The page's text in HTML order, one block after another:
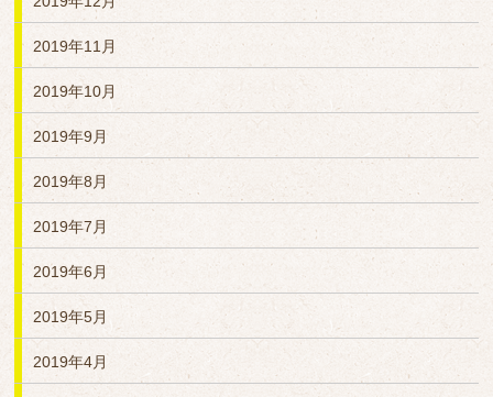
2019年11月
2019年10月
2019年9月
2019年8月
2019年7月
2019年6月
2019年5月
2019年4月